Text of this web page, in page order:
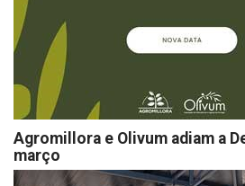
Agromillora e Olivum adiam a
março